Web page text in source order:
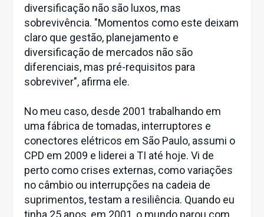
diversificação não são luxos, mas
sobrevivência. "Momentos como este deixam
claro que gestão, planejamento e
diversificação de mercados não são
diferenciais, mas pré-requisitos para
sobreviver", afirma ele.
No meu caso, desde 2001 trabalhando em
uma fábrica de tomadas, interruptores e
conectores elétricos em São Paulo, assumi o
CPD em 2009 e liderei a TI até hoje. Vi de
perto como crises externas, como variações
no câmbio ou interrupções na cadeia de
suprimentos, testam a resiliência. Quando eu
tinha 25 anos, em 2001, o mundo parou com